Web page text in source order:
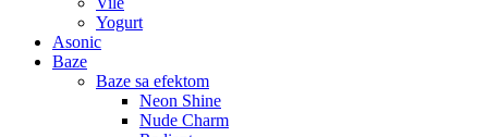
Yogurt
Asonic
Baze
Baze sa efektom
Neon Shine
Nude Charm